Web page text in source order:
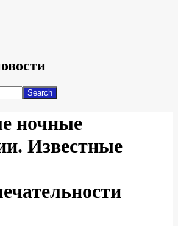
ночные
Известные